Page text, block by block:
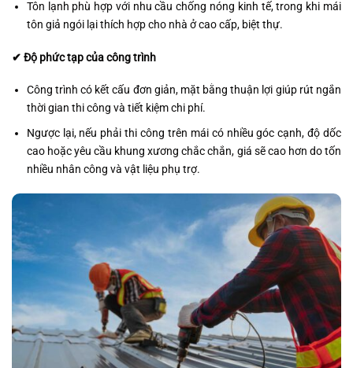
Tôn lạnh phù hợp với nhu cầu chống nóng kinh tế, trong khi mái
tôn giả ngói lại thích hợp cho nhà ở cao cấp, biệt thự.
✔ Độ phức tạp của công trình
Công trình có kết cấu đơn giản, mặt bằng thuận lợi giúp rút ngắn
thời gian thi công và tiết kiệm chi phí.
Ngược lại, nếu phải thi công trên mái có nhiều góc cạnh, độ dốc
cao hoặc yêu cầu khung xương chắc chắn, giá sẽ cao hơn do tốn
nhiều nhân công và vật liệu phụ trợ.